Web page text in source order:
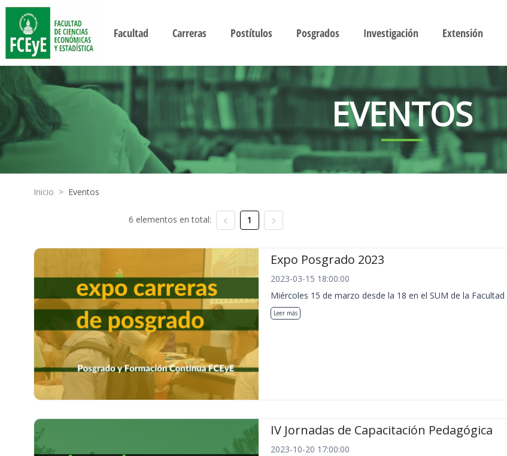
Facultad Carreras Postítulos Posgrados Investigación Extensión
EVENTOS
Inicio > Eventos
6 elementos en total: 1
Expo Posgrado 2023
2023-03-15 18:00:00
Miércoles 15 de marzo desde la 18 en el SUM de la Facultad
Leer más
IV Jornadas de Capacitación Pedagógica
2023-10-20 17:00:00